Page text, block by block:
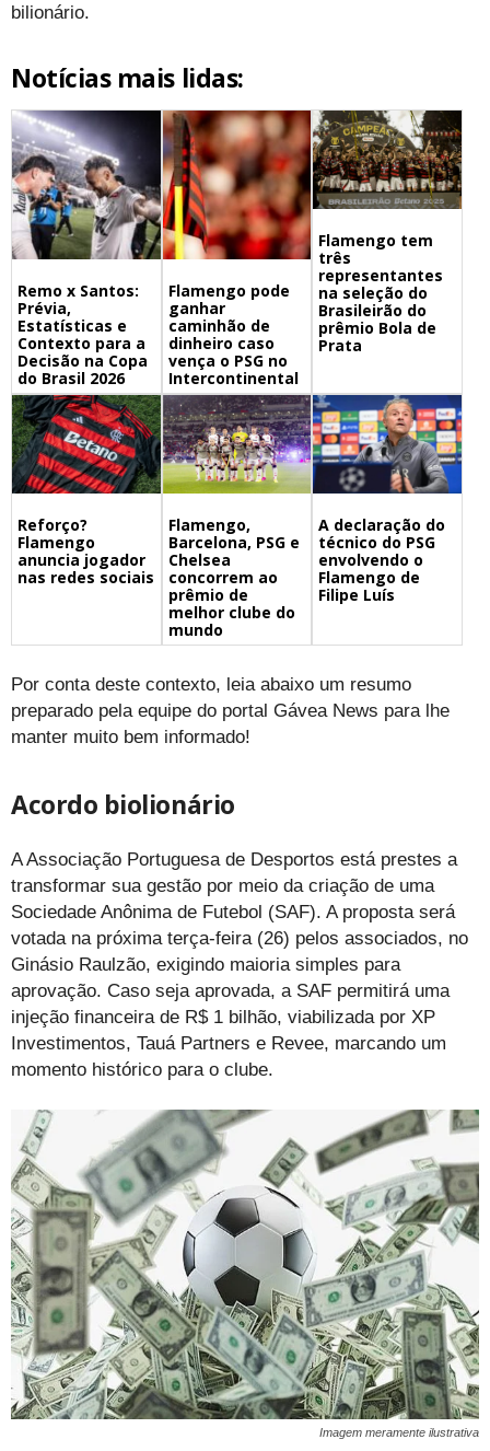
bilionário.
Notícias mais lidas:
Remo x Santos:
Prévia,
Estatísticas e
Contexto para a
Decisão na Copa
do Brasil 2026
Flamengo pode
ganhar
caminhão de
dinheiro caso
vença o PSG no
Intercontinental
Flamengo tem
três
representantes
na seleção do
Brasileirão do
prêmio Bola de
Prata
Reforço?
Flamengo
anuncia jogador
nas redes sociais
Flamengo,
Barcelona, PSG e
Chelsea
concorrem ao
prêmio de
melhor clube do
mundo
A declaração do
técnico do PSG
envolvendo o
Flamengo de
Filipe Luís
Por conta deste contexto, leia abaixo um resumo
preparado pela equipe do portal Gávea News para lhe
manter muito bem informado!
Acordo biolionário
A Associação Portuguesa de Desportos está prestes a
transformar sua gestão por meio da criação de uma
Sociedade Anônima de Futebol (SAF). A proposta será
votada na próxima terça-feira (26) pelos associados, no
Ginásio Raulzão, exigindo maioria simples para
aprovação. Caso seja aprovada, a SAF permitirá uma
injeção financeira de R$ 1 bilhão, viabilizada por XP
Investimentos, Tauá Partners e Revee, marcando um
momento histórico para o clube.
Imagem meramente ilustrativa